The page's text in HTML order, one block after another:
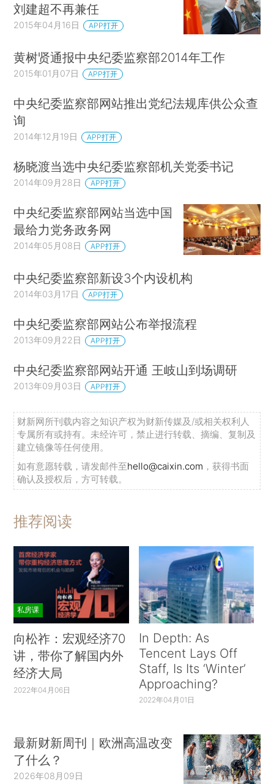
刘建超不再兼任
2015年04月16日 APP打开
黄树贤通报中央纪委监察部2014年工作
2015年01月07日 APP打开
中央纪委监察部网站推出党纪法规库供公众查
询
2014年12月19日 APP打开
杨晓渡当选中央纪委监察部机关党委书记
2014年09月28日 APP打开
中央纪委监察部网站当选中国
最给力党务政务网
2014年05月08日 APP打开
中央纪委监察部新设3个内设机构
2014年03月17日 APP打开
中央纪委监察部网站公布举报流程
2013年09月22日 APP打开
中央纪委监察部网站开通 王岐山到场调研
2013年09月03日 APP打开
财新网所刊载内容之知识产权为财新传媒及/或相关权利人
专属所有或持有。未经许可，禁止进行转载、摘编、复制及
建立镜像等任何使用。
如有意愿转载，请发邮件至hello@caixin.com ，获得书面
确认及授权后，方可转载。
推荐阅读
私房课
向松祚：宏观经济70
讲，带你了解国内外
经济大局
2022年04月06日
In Depth: As
Tencent Lays Off
Staff, Is Its ‘Winter’
Approaching?
2022年04月01日
最新财新周刊｜欧洲高温改变
了什么？
2026年08月09日